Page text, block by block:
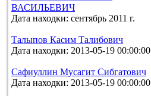
ВАСИЛЬЕВИЧ
Дата находки: сентябрь 2011 г.
Талыпов Касим Талибович
Дата находки: 2013-05-19 00:00:00
Сафиуллин Мусагит Сибгатович
Дата находки: 2013-05-19 00:00:00